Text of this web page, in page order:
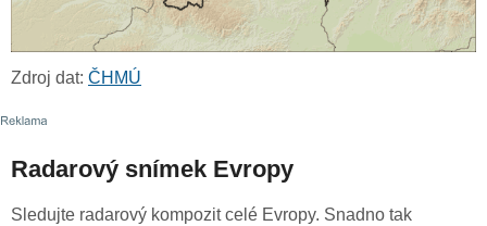
Zdroj dat: ČHMÚ
Radarový snímek Evropy
Sledujte radarový kompozit celé Evropy. Snadno tak